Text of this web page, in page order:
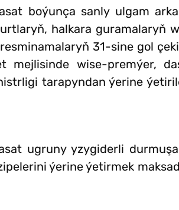
boýunça sanly ulgam
halkara guramalaryň
31-sine gol
mejlisinde wise-premýer,
tarapyndan ýerine
ugruny yzygiderli
ýerine ýetirmek